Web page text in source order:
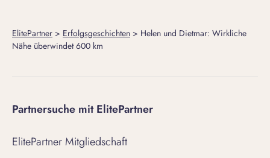
ElitePartner > Erfolgsgeschichten > Helen und Dietmar: Wirkliche
Nähe überwindet 600 km
Partnersuche mit ElitePartner
ElitePartner Mitgliedschaft